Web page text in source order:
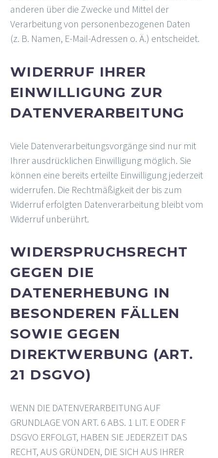
anderen über die Zwecke und Mittel der
Verarbeitung von personenbezogenen Daten
(z. B. Namen, E-Mail-Adressen o. Ä.) entscheidet.
WIDERRUF IHRER
EINWILLIGUNG ZUR
DATENVERARBEITUNG
Viele Datenverarbeitungsvorgänge sind nur mit
Ihrer ausdrücklichen Einwilligung möglich. Sie
können eine bereits erteilte Einwilligung jederzeit
widerrufen. Die Rechtmäßigkeit der bis zum
Widerruf erfolgten Datenverarbeitung bleibt vom
Widerruf unberührt.
WIDERSPRUCHSRECHT
GEGEN DIE
DATENERHEBUNG IN
BESONDEREN FÄLLEN
SOWIE GEGEN
DIREKTWERBUNG (ART.
21 DSGVO)
WENN DIE DATENVERARBEITUNG AUF
GRUNDLAGE VON ART. 6 ABS. 1 LIT. E ODER F
DSGVO ERFOLGT, HABEN SIE JEDERZEIT DAS
RECHT, AUS GRÜNDEN, DIE SICH AUS IHRER